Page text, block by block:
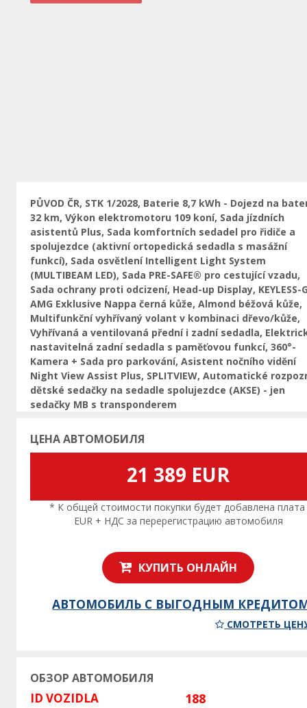
PŮVOD ČR, STK 1/2028, Baterie 8,7 kWh - Dojezd na
32 km, Výkon elektromotoru 109 koní, Sada jízdních
asistentů Plus, Sada komfortních sedadel pro řidiče a
spolujezdce (aktivní ortopedická sedadla s masážní
funkcí), Sada osvětlení Intelligent Light System
(MULTIBEAM LED), Sada PRE-SAFE® pro cestující vzadu,
Sada ochrany proti odcizení, Head-up Display, KEYLESS-
AMG Exklusive Nappa černá kůže, Almond béžová kůže,
Multifunkční vyhřívaný volant v kombinaci dřevo/kůže,
Vyhřívaná a ventilovaná přední i zadní sedadla,
nastavitelná zadní sedadla s paměťovou funkcí, 360°-
Kamera + Sada pro parkování, Asistent nočního vidění
Night View Assist Plus, SPLITVIEW, Automatické
dětské sedačky na sedadle spolujezdce (AKSE) - jen
sedačky MB s transponderem
ЦЕНА АВТОМОБИЛЯ
21 389 EUR
* К общей стоимости покупки будет добавлена плата
EUR + НДС за перерегистрацию автомобиля
КУПИТЬ ОНЛАЙН
АВТОМОБИЛЬ С ВЫГОДНЫМ
СМОТРЕТЬ
ОБЗОР АВТОМОБИЛЯ
ID VOZIDLA 188